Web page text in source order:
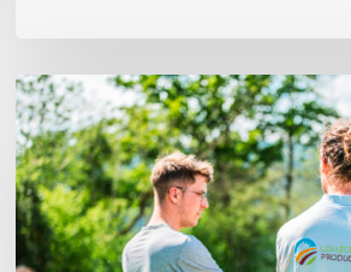
Actualités
du
secteur
bio
–
Mai